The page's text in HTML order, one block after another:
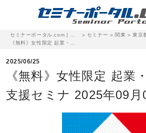
> セミナー > 関東 >東京
2025/06/25
《無料》女性限定 起業
支援セミナ 2025年09月